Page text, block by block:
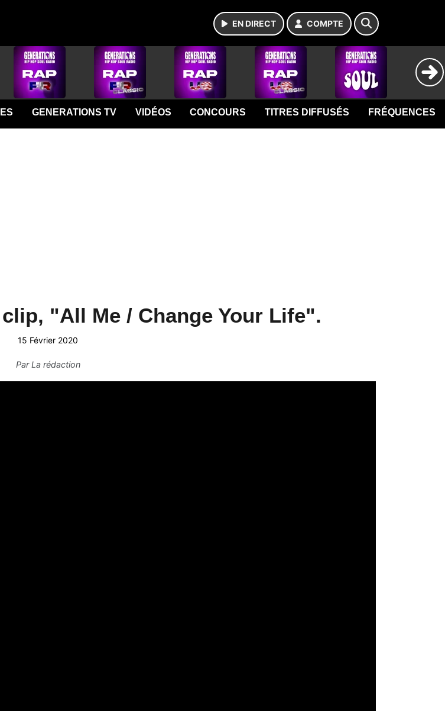
EN DIRECT COMPTE
GENERATIONS TV VIDÉOS CONCOURS TITRES DIFFUSÉS FRÉQUENCES
"All Me / Change Your Life".
15 Février 2020
ParLa rédaction